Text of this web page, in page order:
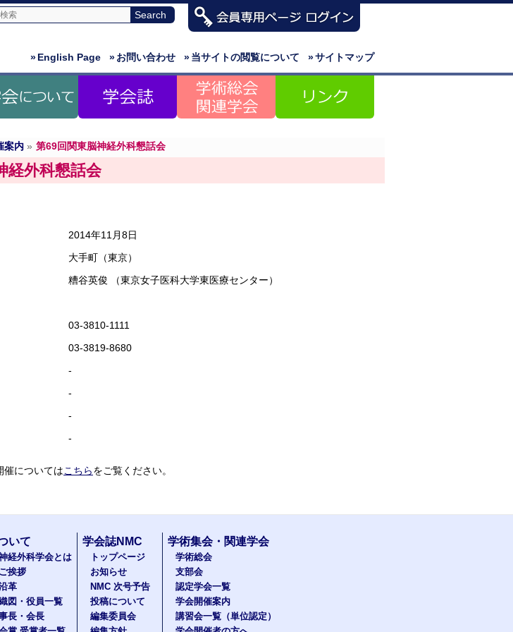
»サイトマップ
»当サイトの閲覧について
»お問い合わせ
»English Page
案内 » 第69回関東脳神経外科懇話会
経外科懇話会
2014年11月8日
大手町（東京）
糟谷英俊 （東京女子医科大学東医療センター）
03-3810-1111
03-3819-8680
-
-
-
-
についてはこちらをご覧ください。
いて
経外科学会とは
挨拶
革
図・役員一覧
長・会長
学会誌NMC
トップページ
お知らせ
NMC 次号予告
投稿について
編集委員会
学術集会・関連学会
学術総会
支部会
認定学会一覧
学会開催案内
講習会一覧（単位認定）